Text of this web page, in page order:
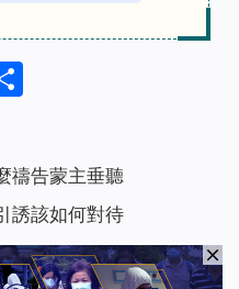
禱告蒙主垂聽
誘該如何對待